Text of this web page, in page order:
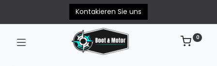
Kontakieren Sie uns
0